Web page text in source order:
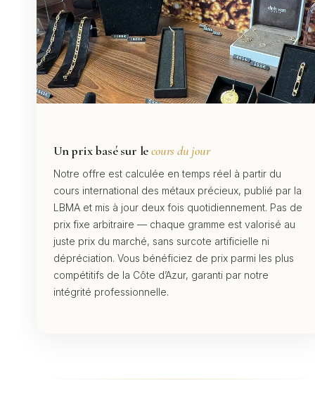
Un prix basé sur lecours du jour
Notre offre est calculée en temps réel à partir du
cours international des métaux précieux, publié par la
LBMA et mis à jour deux fois quotidiennement. Pas de
prix fixe arbitraire — chaque gramme est valorisé au
juste prix du marché, sans surcote artificielle ni
dépréciation. Vous bénéficiez de prix parmi les plus
compétitifs de la Côte d’Azur, garanti par notre
intégrité professionnelle.